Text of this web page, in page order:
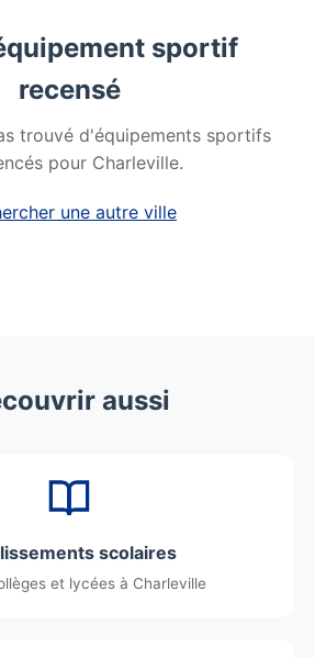
sportif
recensé
trouvé d'équipements sportifs
pour Charleville.
une autre ville
aussi
scolaires
et lycées à Charleville